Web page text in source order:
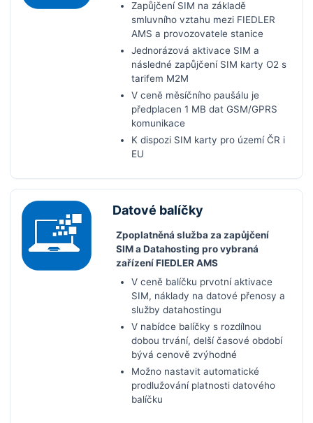
Zapůjčení SIM na základě
smluvního vztahu mezi FIEDLER
AMS a provozovatele stanice
Jednorázová aktivace SIM a
následné zapůjčení SIM karty O2 s
tarifem M2M
V ceně měsíčního paušálu je
předplacen 1 MB dat GSM/GPRS
komunikace
K dispozi SIM karty pro území ČR i
EU
Datové balíčky
Zpoplatněná služba za zapůjčení
SIM a Datahosting pro vybraná
zařízení FIEDLER AMS
V ceně balíčku prvotní aktivace
SIM, náklady na datové přenosy a
služby datahostingu
V nabídce balíčky s rozdílnou
dobou trvání, delší časové období
bývá cenově zvýhodné
Možno nastavit automatické
prodlužování platnosti datového
balíčku